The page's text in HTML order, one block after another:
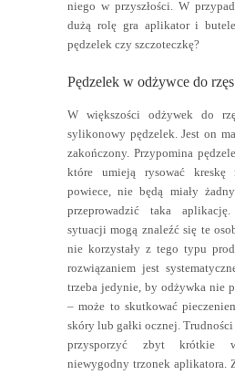
niego w przyszłości. W
dużą rolę gra aplikator i
pędzelek czy szczoteczkę?
Pędzelek w odżywce do
W większości odżywek do
sylikonowy pędzelek. Jest on
zakończony. Przypomina
które umieją rysować
powiece, nie będą miały
przeprowadzić taka
sytuacji mogą znaleźć się te
nie korzystały z tego typu
rozwiązaniem jest
trzeba jedynie, by odżywka nie
– może to skutkować
skóry lub gałki ocznej.
przysporzyć zbyt krótkie
niewygodny trzonek aplikatora.